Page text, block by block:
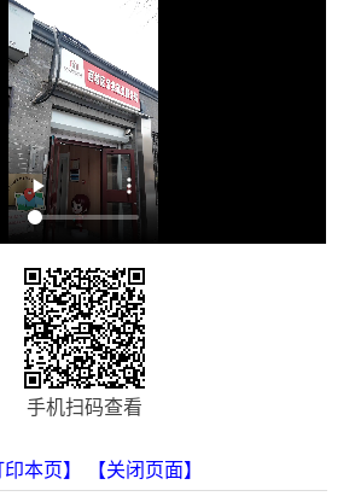
手机扫码查看
印本页】 【关闭页面】